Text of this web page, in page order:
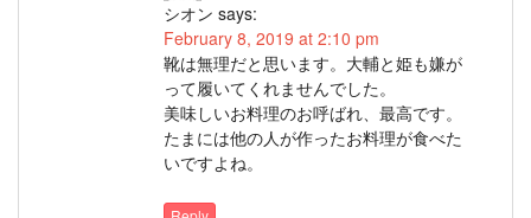
シオン says:
February 8, 2019 at 2:10 pm
靴は無理だと思います。大輔と姫も嫌が
って履いてくれませんでした。
美味しいお料理のお呼ばれ、最高です。
たまには他の人が作ったお料理が食べた
いですよね。